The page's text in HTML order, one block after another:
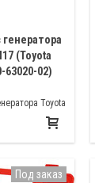
(Toyota
63020-02)
Toyota
Под заказ